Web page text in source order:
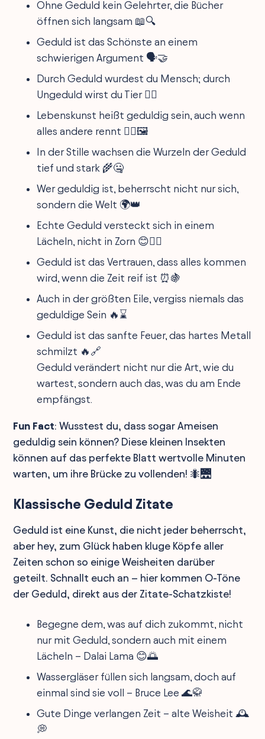
Ohne Geduld kein Gelehrter, die Bücher
öffnen sich langsam 📖🔍
Geduld ist das Schönste an einem
schwierigen Argument 🗣️🤝
Durch Geduld wurdest du Mensch; durch
Ungeduld wirst du Tier 🧘‍♏️
Lebenskunst heißt geduldig sein, auch wenn
alles andere rennt 🏃‍♂️🖼️
In der Stille wachsen die Wurzeln der Geduld
tief und stark 🌾🤐
Wer geduldig ist, beherrscht nicht nur sich,
sondern die Welt 🌍👑
Echte Geduld versteckt sich in einem
Lächeln, nicht in Zorn 😊🙅‍♂️
Geduld ist das Vertrauen, dass alles kommen
wird, wenn die Zeit reif ist ⏰🍇
Auch in der größten Eile, vergiss niemals das
geduldige Sein 🔥⌛
Geduld ist das sanfte Feuer, das hartes Metall
schmilzt 🔥🔗
Geduld verändert nicht nur die Art, wie du
wartest, sondern auch das, was du am Ende
empfängst.
Fun Fact: Wusstest du, dass sogar Ameisen
geduldig sein können? Diese kleinen Insekten
können auf das perfekte Blatt wertvolle Minuten
warten, um ihre Brücke zu vollenden! 🐜🌉
Klassische Geduld Zitate
Geduld ist eine Kunst, die nicht jeder beherrscht,
aber hey, zum Glück haben kluge Köpfe aller
Zeiten schon so einige Weisheiten darüber
geteilt. Schnallt euch an – hier kommen O-Töne
der Geduld, direkt aus der Zitate-Schatzkiste!
Begegne dem, was auf dich zukommt, nicht
nur mit Geduld, sondern auch mit einem
Lächeln – Dalai Lama 😊🌅
Wassergläser füllen sich langsam, doch auf
einmal sind sie voll – Bruce Lee 🌊🥋
Gute Dinge verlangen Zeit – alte Weisheit 🕰️
💭